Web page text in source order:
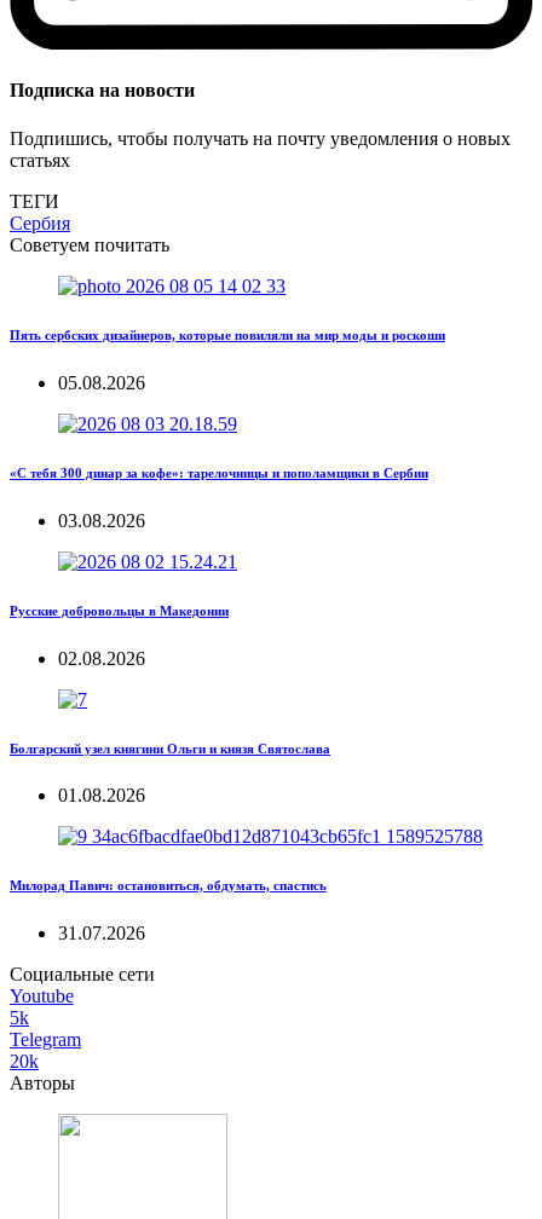
Подписка на новости
Подпишись, чтобы получать на почту уведомления о новых
статьях
ТЕГИ
Сербия
Советуем почитать
Пять сербских дизайнеров, которые повиляли на мир моды и роскоши
05.08.2026
«С тебя 300 динар за кофе»: тарелочницы и пополамщики в Сербии
03.08.2026
Русские добровольцы в Македонии
02.08.2026
Болгарский узел княгини Ольги и князя Святослава
01.08.2026
Милорад Павич: остановиться, обдумать, спастись
31.07.2026
Социальные сети
Youtube
5k
Telegram
20k
Авторы